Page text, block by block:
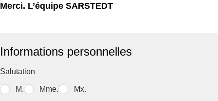
Merci. L’équipe SARSTEDT
Informations personnelles
Salutation
M. Mme. Mx.